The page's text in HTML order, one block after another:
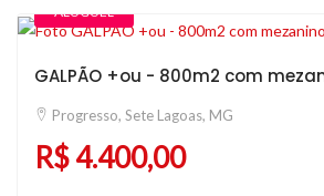
ALUGUEL
Progresso, Sete Lagoas, MG
R$ 4.400,00